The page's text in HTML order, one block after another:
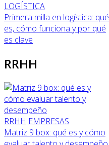
LOGÍSTICA
Primera milla en logística: qué
es, cómo funciona y por qué
es clave
RRHH
RRHH EMPRESAS
Matriz 9 box: qué es y cómo